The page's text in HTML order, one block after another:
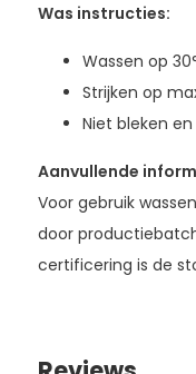
Was instructies:
Wassen op
Strijken op
Niet bleken
Aanvullende
Voor gebruik
door
certificering is de